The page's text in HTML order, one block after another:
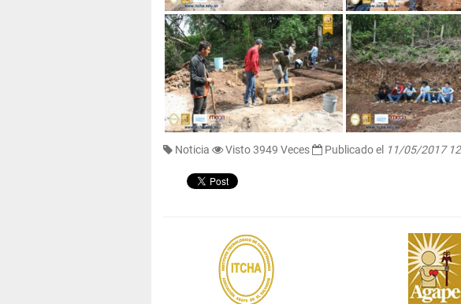
Noticia Visto 3949 Veces Publicado el 11/05/2017